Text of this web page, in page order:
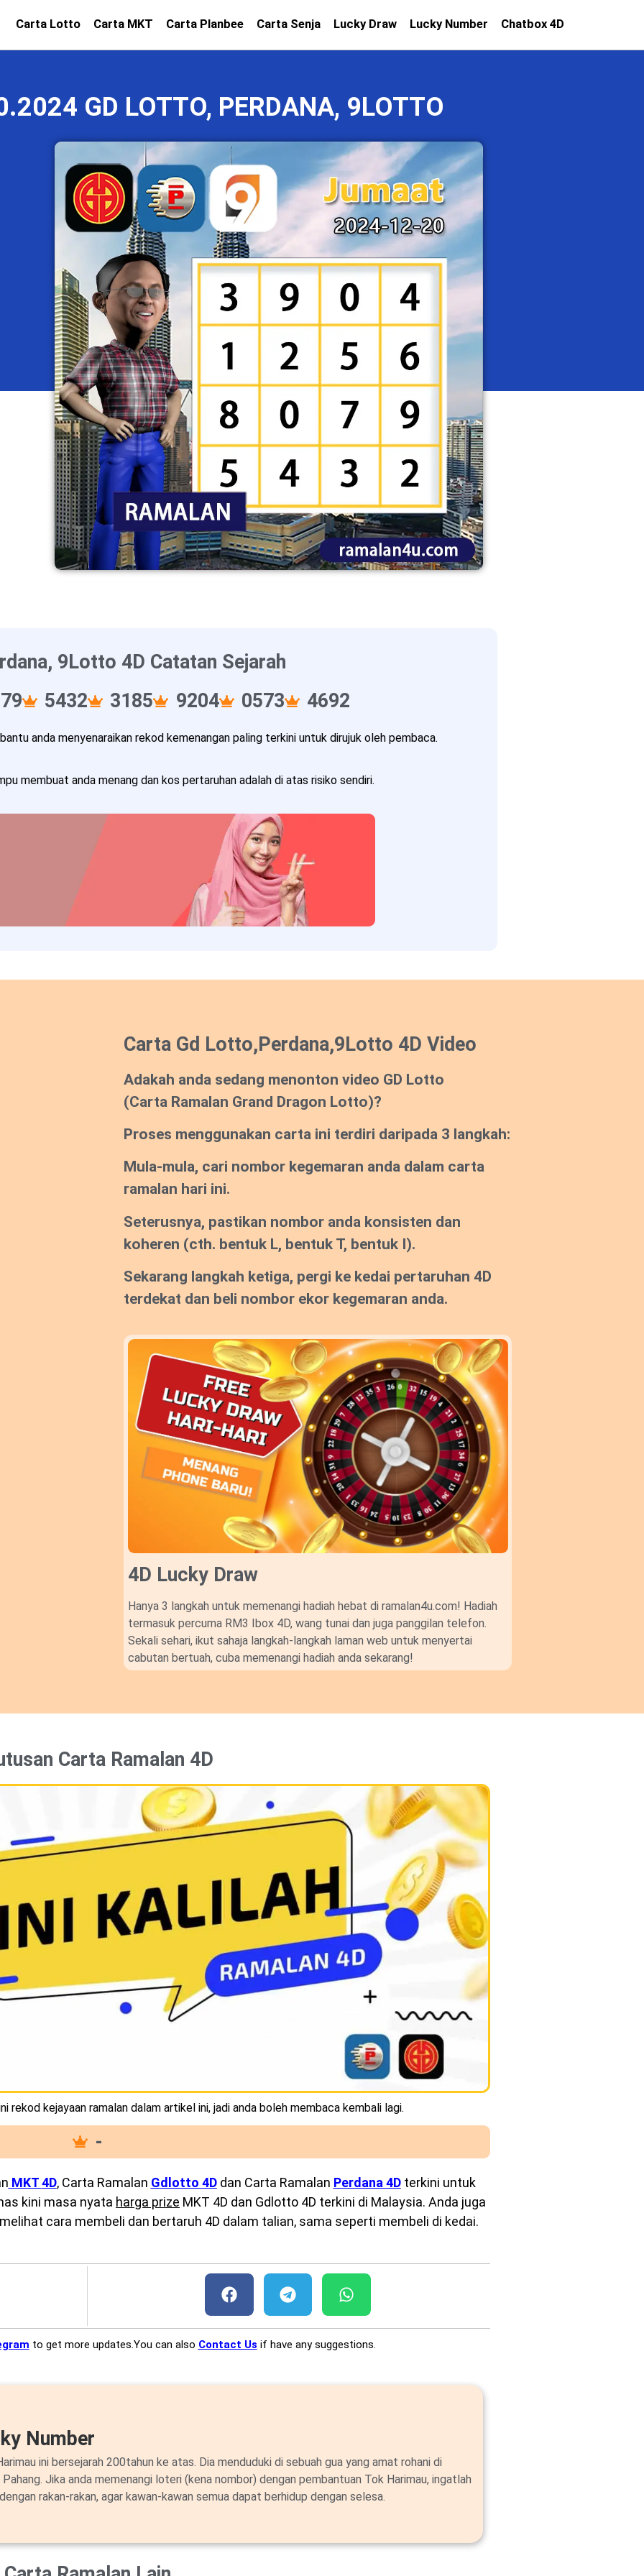
Carta Lotto Carta MKT Carta Planbee Carta Senja Lucky Draw Lucky Number Chatbox 4D
GD LOTTO, PERDANA, 9LOTTO
9Lotto 4D Catatan Sejarah
5432 3185 9204 0573 4692
anda menyenaraikan rekod kemenangan paling terkini untuk dirujuk oleh pembaca.
membuat anda menang dan kos pertaruhan adalah di atas risiko sendiri.
Carta Gd Lotto,Perdana,9Lotto 4D Video
Adakah anda sedang menonton video GD Lotto
(Carta Ramalan Grand Dragon Lotto)?
Proses menggunakan carta ini terdiri daripada 3 langkah:
Mula-mula, cari nombor kegemaran anda dalam carta
ramalan hari ini.
Seterusnya, pastikan nombor anda konsisten dan
koheren (cth. bentuk L, bentuk T, bentuk I).
Sekarang langkah ketiga, pergi ke kedai pertaruhan 4D
terdekat dan beli nombor ekor kegemaran anda.
4D Lucky Draw​
Hanya 3 langkah untuk memenangi hadiah hebat di ramalan4u.com! Hadiah
termasuk percuma RM3 Ibox 4D, wang tunai dan juga panggilan telefon.
Sekali sehari, ikut sahaja langkah-langkah laman web untuk menyertai
cabutan bertuah, cuba memenangi hadiah anda sekarang!
Carta Ramalan 4D
rekod kejayaan ramalan dalam artikel ini, jadi anda boleh membaca kembali lagi.
-
MKT4D, Carta Ramalan Gdlotto 4Ddan Carta Ramalan Perdana 4Dterkini untuk
kini masa nyata harga prize MKT 4D dan Gdlotto 4D terkini di Malaysia. Anda juga
cara membeli dan bertaruh 4D dalam talian, sama seperti membeli di kedai.
to get more updates.You can also Contact Us if have any suggestions.
Number
ini bersejarah 200tahun ke atas. Dia menduduki di sebuah gua yang amat rohani di
Jika anda memenangi loteri (kena nombor) dengan pembantuan Tok Harimau, ingatlah
rakan-rakan, agar kawan-kawan semua dapat berhidup dengan selesa.